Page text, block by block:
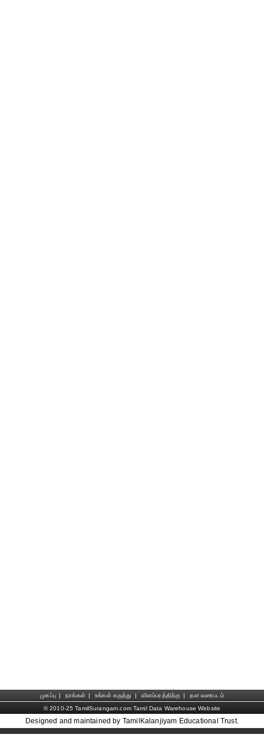
முகப்பு | நாங்கள் | உங்கள் கருத்து | விளம்பரத்திற்கு |
தள வரைபடம்
© 2010-25 TamilSurangam.com Tamil Data Warehouse Website
Designed and maintained by TamilKalanjiyam Educational Trust.